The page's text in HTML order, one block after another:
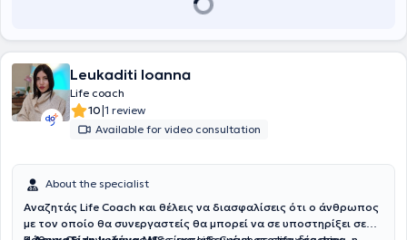
Leukaditi Ioanna
Life coach
10|1 review
Available for video consultation
About the specialist
Αναζητάς Life Coach και θέλεις να διασφαλίσεις ότι ο άνθρωπος
με τον οποίο θα συνεργαστείς θα μπορεί να σε υποστηρίξει σε